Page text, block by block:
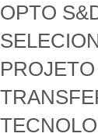
OPTO